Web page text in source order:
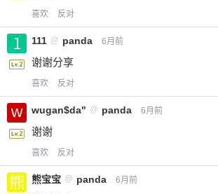
喜欢 反对
111 @ panda 6月前
谢谢分享
喜欢 反对
wugan$da" @ panda 6月前
谢谢
喜欢 反对
熊宝宝 @ panda 6月前